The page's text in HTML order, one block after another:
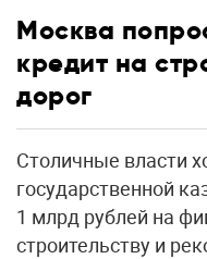
Москва
кредит на
дорог
Столичные власти
государственной
1 млрд рублей на
строительству и